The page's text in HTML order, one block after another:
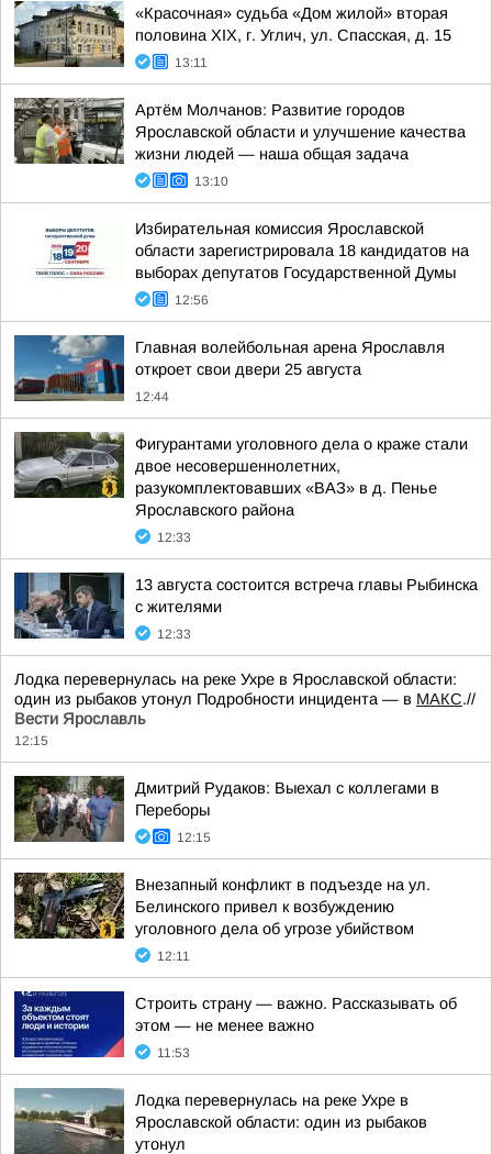
«Красочная» судьба «Дом жилой» вторая
половина XIX, г. Углич, ул. Спасская, д. 15
13:11
Артём Молчанов: Развитие городов
Ярославской области и улучшение качества
жизни людей — наша общая задача
13:10
Избирательная комиссия Ярославской
области зарегистрировала 18 кандидатов на
выборах депутатов Государственной Думы
12:56
Главная волейбольная арена Ярославля
откроет свои двери 25 августа
12:44
Фигурантами уголовного дела о краже стали
двое несовершеннолетних,
разукомплектовавших «ВАЗ» в д. Пенье
Ярославского района
12:33
13 августа состоится встреча главы Рыбинска
с жителями
12:33
Лодка перевернулась на реке Ухре в Ярославской области:
один из рыбаков утонул Подробности инцидента — в МАКС.//
Вести Ярославль
12:15
Дмитрий Рудаков: Выехал с коллегами в
Переборы
12:15
Внезапный конфликт в подъезде на ул.
Белинского привел к возбуждению
уголовного дела об угрозе убийством
12:11
Строить страну — важно. Рассказывать об
этом — не менее важно
11:53
Лодка перевернулась на реке Ухре в
Ярославской области: один из рыбаков
утонул